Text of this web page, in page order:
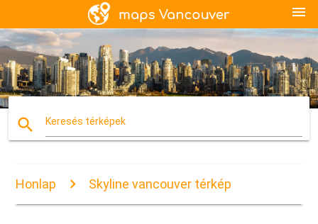
menu
search Keresés térképek
Honlap Skyline vancouver térkép